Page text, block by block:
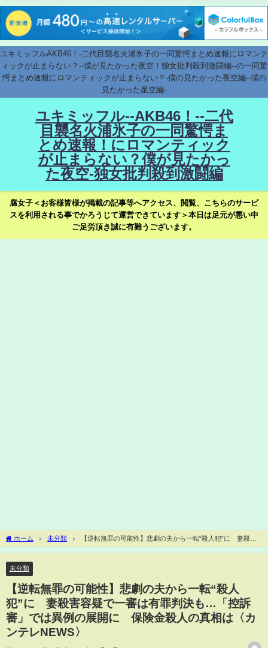
ユキミッフルAKB46！-二代目襲名火浦氷子の一同驚愕まとめ速報にロマンテ
ィックが止まらない？--僕が見たかった夜空！独女批判殺到激闘編--の一同驚
愕まとめ速報にロマンティックが止まらない？-僕の見たかった夜空編--僕の
見たかった星空編-
ユキミッフル--AKB46！--二代
目襲名火浦氷子の一同驚愕ま
とめ速報！にロマンティック
が止まらない？僕が見たかっ
た夜空-独女批判殺到激闘編
腐女子＜お客様皆様が掲載の記事等へアクセス、閲覧、こちらのサービ
スを利用される事でかろうじて運営できています＞本日は足元が悪い中
ご足労頂き誠に有難うございます。
ホーム 未分類
【逆転無罪の可能性】悲劇の夫から一転“殺人犯”に 妻殺害
容疑で一審は有罪判決も…「控訴審」では異例の展開に 保険金殺人の真相は〈カン
未分類
【逆転無罪の可能性】悲劇の夫から一転“殺人
犯”に 妻殺害容疑で一審は有罪判決も…「控訴
審」では異例の展開に 保険金殺人の真相は〈カ
ンテレNEWS〉